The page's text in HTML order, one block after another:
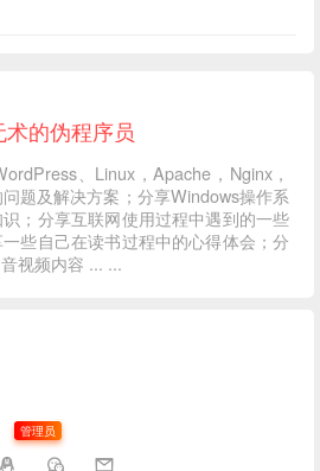
的伪程序员
、Linux，Apache，Nginx，
题及解决方案；分享Windows操作系
；分享互联网使用过程中遇到的一些
些自己在读书过程中的心得体会；分
视频内容 ... ...
管理员